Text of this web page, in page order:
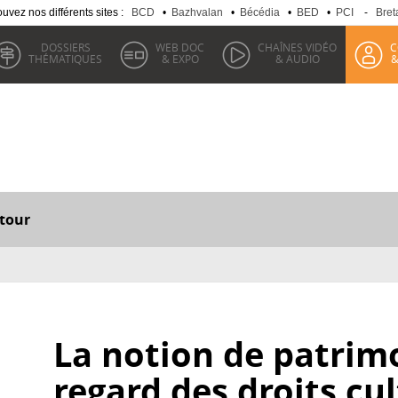
nos différents sites : BCD • Bazhvalan • Bécédia • BED • PCI -
DOSSIERS
THÉMATIQUES
WEB DOC
& EXPO
CHAÎNES VIDÉO
& AUDIO
La notion de